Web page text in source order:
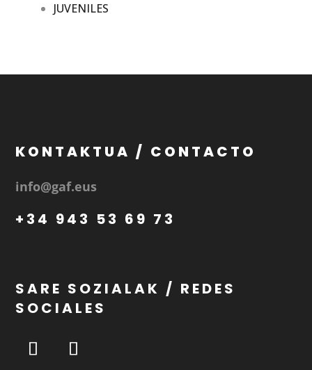
JUVENILES
KONTAKTUA / CONTACTO
info@gaf.eus
+34 943 53 69 73
SARE SOZIALAK / REDES
SOCIALES